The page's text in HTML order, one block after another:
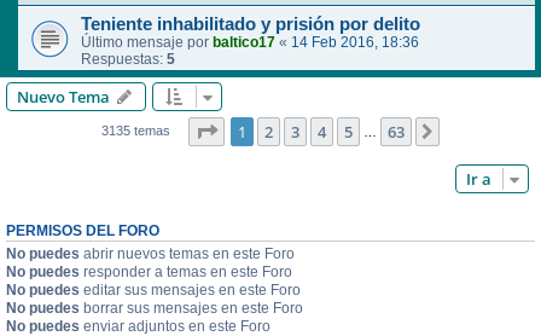
Teniente inhabilitado y prisión por delito
Último mensaje por baltico17 « 14 Feb 2016, 18:36
Respuestas: 5
Nuevo Tema
3135 temas Página de 63
1 2 3 4 5 63
Ir a
PERMISOS DEL FORO
No puedes abrir nuevos temas en este Foro
No puedes responder a temas en este Foro
No puedes editar sus mensajes en este Foro
No puedes borrar sus mensajes en este Foro
No puedes enviar adjuntos en este Foro